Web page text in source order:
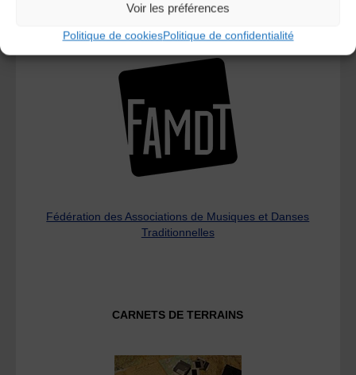
Voir les préférences
Politique de cookiesPolitique de confidentialité
L’AMTA EST MEMBRE DE LA
Fédération des Associations de Musiques et Danses
Traditionnelles
CARNETS DE TERRAINS